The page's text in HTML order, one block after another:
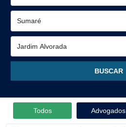
Todos Advogados